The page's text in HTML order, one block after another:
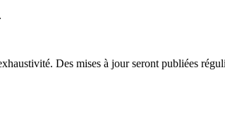
Des mises à jour seront publiées